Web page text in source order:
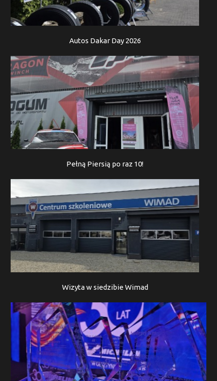
Autos Dakar Day 2026
Pełną Piersią po raz 10!
Wizyta w siedzibie Wimad